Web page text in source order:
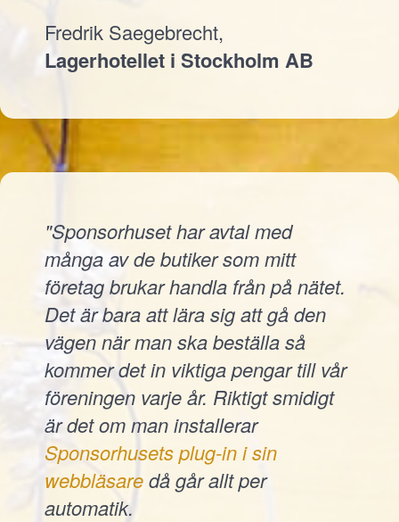
Fredrik Saegebrecht,
Lagerhotellet i Stockholm AB
"Sponsorhuset har avtal med
många av de butiker som mitt
företag brukar handla från på nätet.
Det är bara att lära sig att gå den
vägen när man ska beställa så
kommer det in viktiga pengar till vår
föreningen varje år. Riktigt smidigt
är det om man installerar
Sponsorhusets plug-in i sin
webbläsaredå går allt per
automatik.